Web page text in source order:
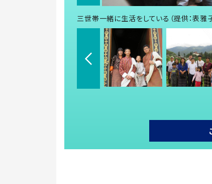
三世帯一緒に生活をしている（提供：表雅